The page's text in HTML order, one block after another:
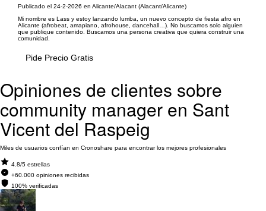
Publicado el 24-2-2026 en Alicante/Alacant (Alacant/Alicante)
Mi nombre es Lass y estoy lanzando lumba, un nuevo concepto de fiesta afro en
Alicante (afrobeat, amapiano, afrohouse, dancehall…). No buscamos solo alguien
que publique contenido. Buscamos una persona creativa que quiera construir una
comunidad.
Pide Precio Gratis
Opiniones de clientes sobre
community manager en Sant
Vicent del Raspeig
Miles de usuarios confían en Cronoshare para encontrar los mejores profesionales
4.8/5 estrellas
+60.000 opiniones recibidas
100% verificadas